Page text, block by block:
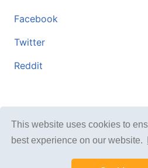
This website uses cookies to
best experience on our website.
Facebook
Twitter
Reddit
© 2026
DOCERO.PL